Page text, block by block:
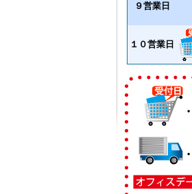
９営業日
１０営業日